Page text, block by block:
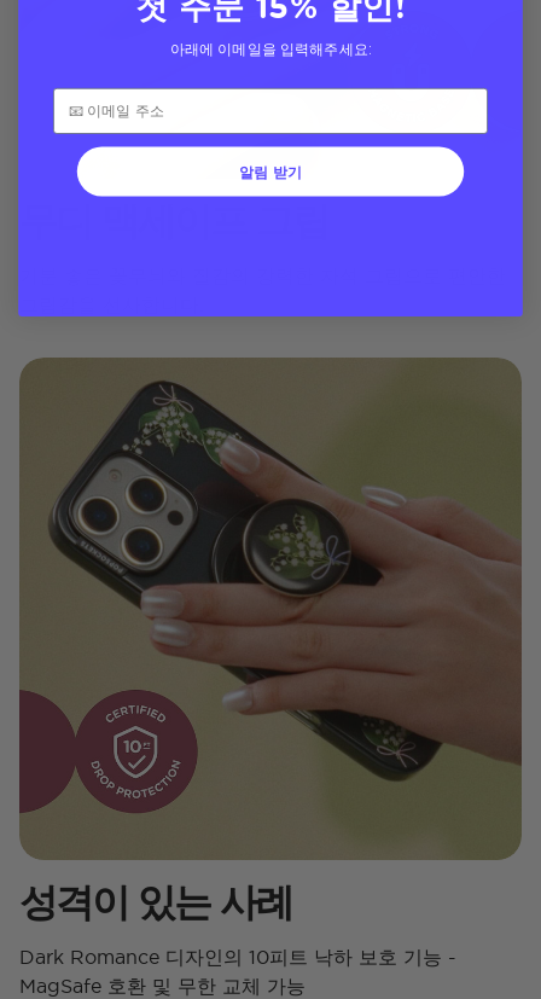
성격이 있는 사례
Dark Romance 디자인의 10피트 낙하 보호 기능 -
MagSafe 호환 및 무한 교체 가능
아래에 이메일을 입력해주세요:
알림 받기